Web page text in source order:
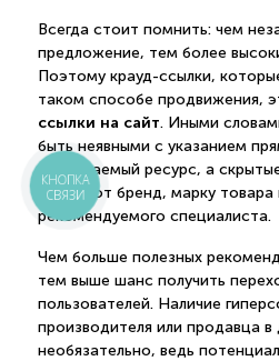
Всегда стоит помнить: чем
предложение, тем более
Поэтому крауд-ссылки,
таком способе продвижения,
ссылки на сайт. Иными
быть неявными с указанием
описываемый ресурс, а
называют бренд, марку товара
рекомендуемого специалиста.
Чем больше полезных
тем выше шанс получить
пользователей. Наличие
производителя или продавца в
необязательно, ведь
КНОПКА
СВЯЗИ